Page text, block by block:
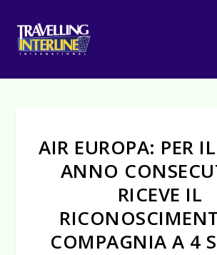
AIR EUROPA: PER
ANNO
RICEVE IL
COMPAGNIA A 4